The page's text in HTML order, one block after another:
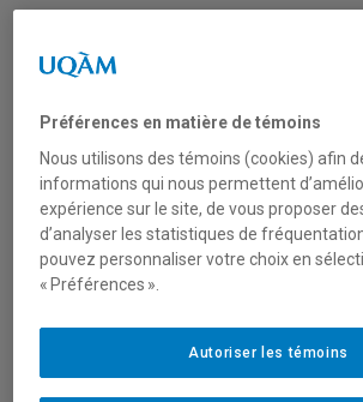
PRATIQUE.
PROCESSUS EN
SOCIAL
Sous la direction de Grace
Chammas,Josée Grenieret
Publié aux Presses de l’Université
et interventions sociales (2024)
Préférences en matière de témoins
Nous utilisons des témoins (cookies) afin
informations qui nous permettent
expérience sur le site, de vous proposer
d’analyser les statistiques de
pouvez personnaliser votre choix en
« Préférences ».
Autoriser les témoins